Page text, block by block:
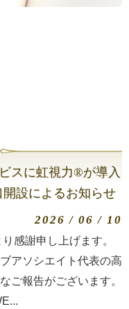
スに虹視力®︎が導入
設によるお知らせ
2026 / 06 / 10
感謝申し上げます。
アソシエイト代表の高
ご報告がございます。